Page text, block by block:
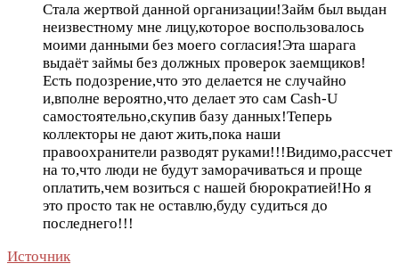
​Стала жертвой данной организации!Займ был выдан
неизвестному мне лицу,которое воспользовалось
моими данными без моего согласия!Эта шарага
выдаёт займы без должных проверок заемщиков!​
Есть подозрение,что это делается не случайно
и,вполне вероятно,что делает это сам Cash-U
самостоятельно,скупив базу данных!Теперь
коллекторы не дают жить,пока наши
правоохранители разводят руками!!!Видимо,рассчет
на то,что люди не будут заморачиваться и проще
оплатить,чем возиться с нашей бюрократией!Но я
это просто так не оставлю,буду судиться до
последнего!!!
Источник